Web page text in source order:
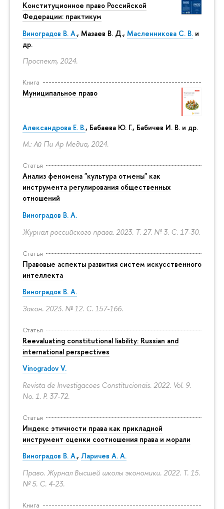
Конституционное право Российской
Федерации: практикум
Виноградов В. А., Мазаев В. Д., Масленникова С. В. и
др.
Проспект, 2024.
Книга
Муниципальное право
Александрова Е. В., Бабаева Ю. Г., Бабичев И. В. и др.
М.: Ай Пи Ар Медиа, 2024.
Статья
Анализ феномена "культура отмены" как
инструмента регулирования общественных
отношений
Виноградов В. А.
Журнал российского права. 2023. Т. 27. № 3. С. 17-30.
Статья
Правовые аспекты развития систем искусственного
интеллекта
Виноградов В. А.
Закон. 2023. № 12. С. 157-166.
Статья
Reevaluating constitutional liability: Russian and
international perspectives
Vinogradov V.
Revista de Investigacoes Constitucionais. 2022. Vol. 9.
No. 1. P. 37-72.
Статья
Индекс этичности права как прикладной
инструмент оценки соотношения права и морали
Виноградов В. А., Ларичев А. А.
Право. Журнал Высшей школы экономики. 2022. Т. 15.
№ 5. С. 4-23.
Книга